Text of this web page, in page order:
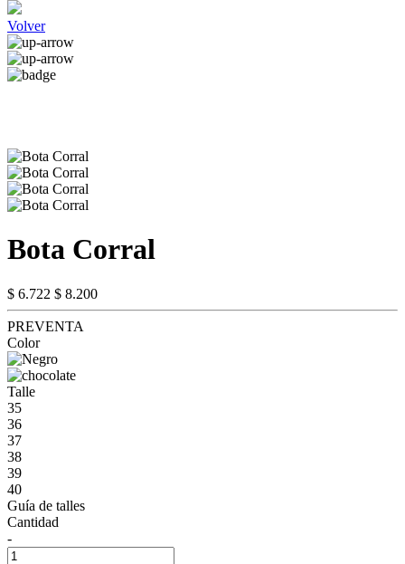
Volver
Bota Corral
$ 6.722 $ 8.200
PREVENTA
Color
Talle
35
36
37
38
39
40
Guía de talles
Cantidad
-